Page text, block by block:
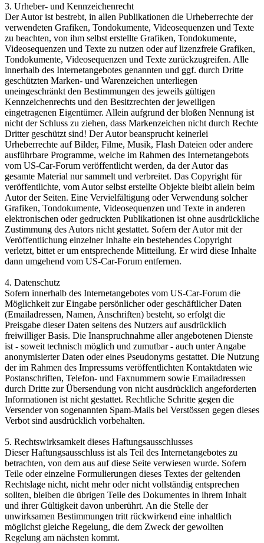
3. Urheber- und Kennzeichenrecht
Der Autor ist bestrebt, in allen Publikationen die Urheberrechte der
verwendeten Grafiken, Tondokumente, Videosequenzen und Texte
zu beachten, von ihm selbst erstellte Grafiken, Tondokumente,
Videosequenzen und Texte zu nutzen oder auf lizenzfreie Grafiken,
Tondokumente, Videosequenzen und Texte zurückzugreifen. Alle
innerhalb des Internetangebotes genannten und ggf. durch Dritte
geschützten Marken- und Warenzeichen unterliegen
uneingeschränkt den Bestimmungen des jeweils gültigen
Kennzeichenrechts und den Besitzrechten der jeweiligen
eingetragenen Eigentümer. Allein aufgrund der bloßen Nennung ist
nicht der Schluss zu ziehen, dass Markenzeichen nicht durch Rechte
Dritter geschützt sind! Der Autor beansprucht keinerlei
Urheberrechte auf Bilder, Filme, Musik, Flash Dateien oder andere
ausführbare Programme, welche im Rahmen des Internetangebots
vom US-Car-Forum veröffentlicht werden, da der Autor das
gesamte Material nur sammelt und verbreitet. Das Copyright für
veröffentlichte, vom Autor selbst erstellte Objekte bleibt allein beim
Autor der Seiten. Eine Vervielfältigung oder Verwendung solcher
Grafiken, Tondokumente, Videosequenzen und Texte in anderen
elektronischen oder gedruckten Publikationen ist ohne ausdrückliche
Zustimmung des Autors nicht gestattet. Sofern der Autor mit der
Veröffentlichung einzelner Inhalte ein bestehendes Copyright
verletzt, bittet er um entsprechende Mitteilung. Er wird diese Inhalte
dann umgehend vom US-Car-Forum entfernen.
4. Datenschutz
Sofern innerhalb des Internetangebotes vom US-Car-Forum die
Möglichkeit zur Eingabe persönlicher oder geschäftlicher Daten
(Emailadressen, Namen, Anschriften) besteht, so erfolgt die
Preisgabe dieser Daten seitens des Nutzers auf ausdrücklich
freiwilliger Basis. Die Inanspruchnahme aller angebotenen Dienste
ist - soweit technisch möglich und zumutbar - auch unter Angabe
anonymisierter Daten oder eines Pseudonyms gestattet. Die Nutzung
der im Rahmen des Impressums veröffentlichten Kontaktdaten wie
Postanschriften, Telefon- und Faxnummern sowie Emailadressen
durch Dritte zur Übersendung von nicht ausdrücklich angeforderten
Informationen ist nicht gestattet. Rechtliche Schritte gegen die
Versender von sogenannten Spam-Mails bei Verstössen gegen dieses
Verbot sind ausdrücklich vorbehalten.
5. Rechtswirksamkeit dieses Haftungsausschlusses
Dieser Haftungsausschluss ist als Teil des Internetangebotes zu
betrachten, von dem aus auf diese Seite verwiesen wurde. Sofern
Teile oder einzelne Formulierungen dieses Textes der geltenden
Rechtslage nicht, nicht mehr oder nicht vollständig entsprechen
sollten, bleiben die übrigen Teile des Dokumentes in ihrem Inhalt
und ihrer Gültigkeit davon unberührt. An die Stelle der
unwirksamen Bestimmungen tritt rückwirkend eine inhaltlich
möglichst gleiche Regelung, die dem Zweck der gewollten
Regelung am nächsten kommt.